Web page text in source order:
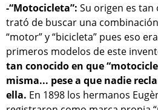
-“Motocicleta”: Su origen es tan
trató de buscar una
“motor” y “bicicleta” pues eso
primeros modelos de este invent
tan conocido en que
misma... pese a que nadie
ella. En 1898 los hermanos